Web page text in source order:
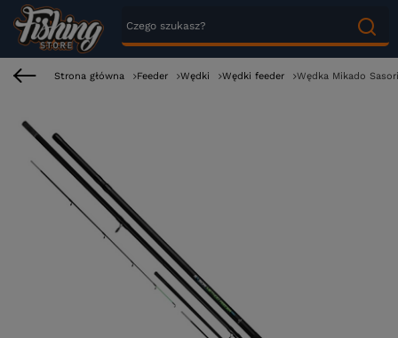
Strona główna Feeder Wędki Wędki feeder Wędka Mikado